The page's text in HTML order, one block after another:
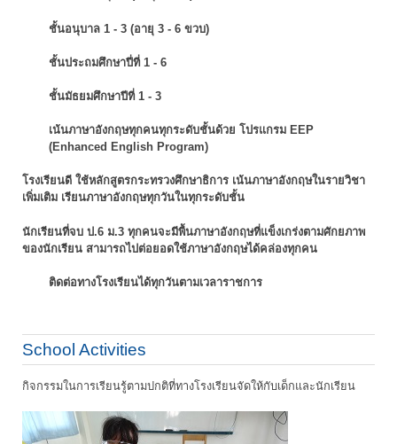
ชั้นอนุบาล 1 - 3 (อายุ 3 - 6 ขวบ)
ชั้นประถมศึกษาปี่ที่ 1 - 6
ชั้นมัธยมศึกษาปีที่ 1 - 3
เน้นภาษาอังกฤษทุกคนทุกระดับชั้นด้วย โปรแกรม EEP
(Enhanced English Program)
โรงเรียนดี ใช้หลักสูตรกระทรวงศึกษาธิการ เน้นภาษาอังกฤษในรายวิชา
เพิ่มเติม เรียนภาษาอังกฤษทุกวันในทุกระดับชั้น
นักเรียนที่จบ ป.6 ม.3 ทุกคนจะมีพื้นภาษาอังกฤษที่แข็งเกร่งตามศักยภาพ
ของนักเรียน สามารถไปต่อยอดใช้ภาษาอังกฤษได้คล่องทุกคน
ติดต่อทางโรงเรียนได้ทุกวันตามเวลาราชการ
School Activities
กิจกรรมในการเรียนรู้ตามปกติที่ทางโรงเรียนจัดให้กับเด็กและนักเรียน